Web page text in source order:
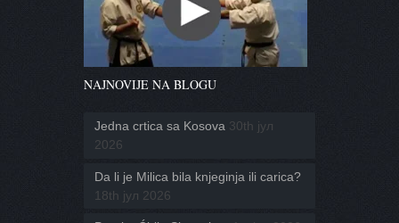
NAJNOVIJE NA BLOGU
Jedna crtica sa Kosova 30th јул
2026
Da li je Milica bila knjeginja ili carica?
18th јул 2026